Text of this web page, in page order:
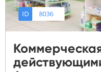
ID 8036